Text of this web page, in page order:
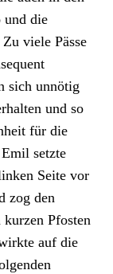
und die
viele Pässe
sich unnötig
und so
für die
setzte
Seite vor
zog den
Pfosten
auf die